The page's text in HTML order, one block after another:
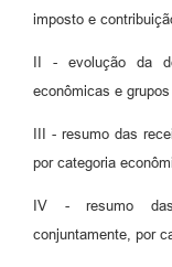
imposto e
II - evolução da
econômicas e
III - resumo das
por categoria
IV - resumo
conjuntamente, por